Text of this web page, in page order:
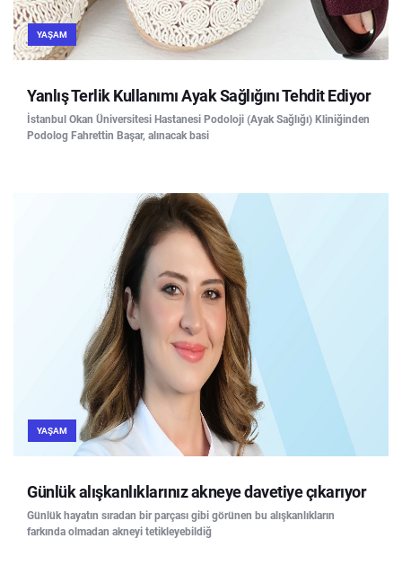
YAŞAM
Yanlış Terlik Kullanımı Ayak Sağlığını Tehdit Ediyor
İstanbul Okan Üniversitesi Hastanesi Podoloji (Ayak Sağlığı) Kliniğinden
Podolog Fahrettin Başar, alınacak basi
YAŞAM
Günlük alışkanlıklarınız akneye davetiye çıkarıyor
Günlük hayatın sıradan bir parçası gibi görünen bu alışkanlıkların
farkında olmadan akneyi tetikleyebildiğ